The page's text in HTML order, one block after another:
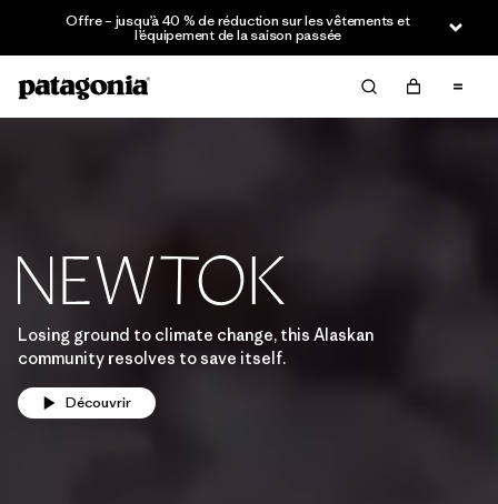
Offre – jusqu’à 40 % de réduction sur les vêtements et
l’équipement de la saison passée
Losing ground to climate change, this Alaskan
community resolves to save itself.
Découvrir